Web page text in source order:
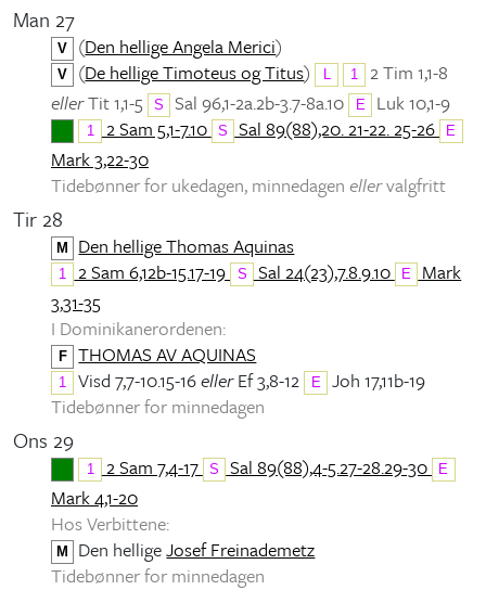
Man 27
V (Den hellige Angela Merici)
V (De hellige Timoteus og Titus) L 1
2 Tim 1,1-8
ellerTit 1,1-5 S Sal 96,1-2a.2b-3.7-8a.10 E Luk 10,1-9
1 2 Sam 5,1-7.10 S Sal 89(88),20. 21-22. 25-26 E
Mark 3,22-30
Tidebønner for ukedagen, minnedagen ellervalgfritt
Tir 28
M Den hellige Thomas Aquinas
1 2 Sam 6,12b-15.17-19 S Sal 24(23),7.8.9.10 E
Mark
3,31-35
I Dominikanerordenen:
F THOMAS AV AQUINAS
1 Visd 7,7-10.15-16ellerEf 3,8-12 E Joh 17,11b-19
Tidebønner for minnedagen
Ons 29
1 2 Sam 7,4-17 S Sal 89(88),4-5.27-28.29-30 E
Mark 4,1-20
Hos Verbittene:
M Den helligeJosef Freinademetz
Tidebønner for minnedagen